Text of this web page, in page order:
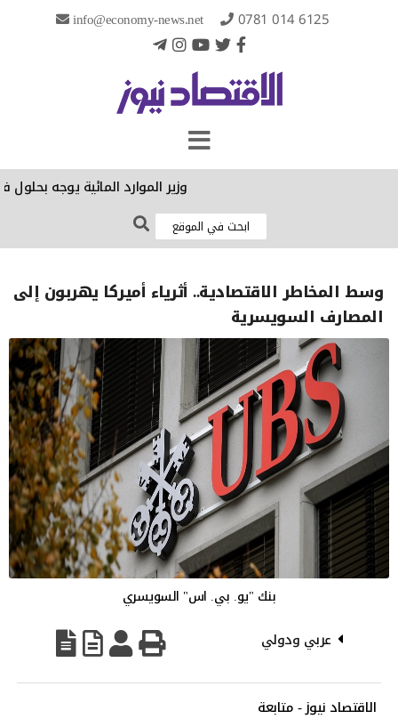
info@economy-news.net 0781 014 6125
وزير الموارد المائية يوجه بحلول
وسط المخاطر الاقتصادية.. أثرياء أميركا يهربون إلى
المصارف السويسرية
بنك "يو. بي. اس" السويسري
عربي ودولي
الاقتصاد نيوز - متابعة